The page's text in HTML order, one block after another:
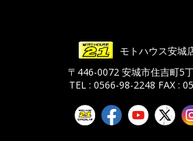
モトハウス安城
〒446-0072 安城市住吉町5
TEL : 0566-98-2248 FAX :